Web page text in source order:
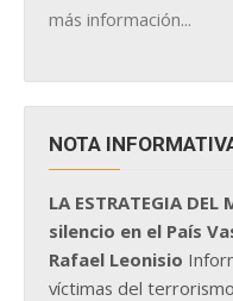
más información...
NOTA
LA ESTRATEGIA
silencio en el País
Rafael Leonisio
víctimas del terrorismo